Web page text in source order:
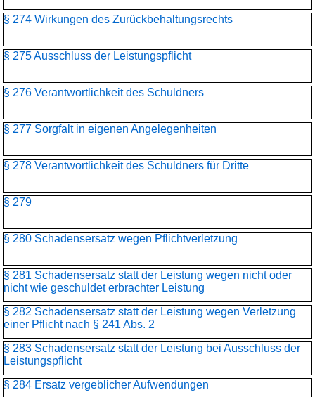
§ 274 Wirkungen des Zurückbehaltungsrechts
§ 275 Ausschluss der Leistungspflicht
§ 276 Verantwortlichkeit des Schuldners
§ 277 Sorgfalt in eigenen Angelegenheiten
§ 278 Verantwortlichkeit des Schuldners für Dritte
§ 279
§ 280 Schadensersatz wegen Pflichtverletzung
§ 281 Schadensersatz statt der Leistung wegen nicht oder
nicht wie geschuldet erbrachter Leistung
§ 282 Schadensersatz statt der Leistung wegen Verletzung
einer Pflicht nach § 241 Abs. 2
§ 283 Schadensersatz statt der Leistung bei Ausschluss der
Leistungspflicht
§ 284 Ersatz vergeblicher Aufwendungen